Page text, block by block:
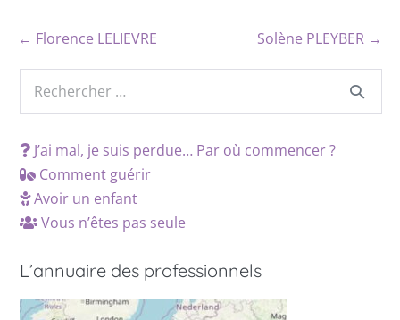
← Florence LELIEVRE Solène PLEYBER →
J’ai mal, je suis perdue… Par où commencer ?
Comment guérir
Avoir un enfant
Vous n’êtes pas seule
L’annuaire des professionnels